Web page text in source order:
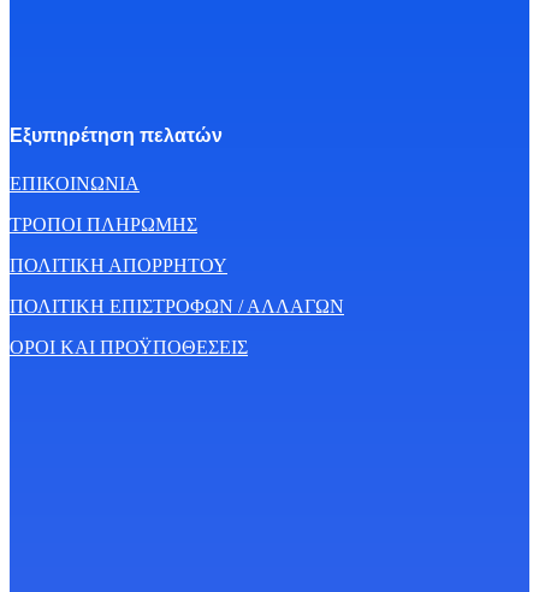
Εξυπηρέτηση πελατών
ΕΠΙΚΟΙΝΩΝΙΑ
ΤΡΟΠΟΙ ΠΛΗΡΩΜΗΣ
ΠΟΛΙΤΙΚΗ ΑΠΟΡΡΗΤΟΥ
ΠΟΛΙΤΙΚΗ ΕΠΙΣΤΡΟΦΩΝ / ΑΛΛΑΓΩΝ
ΟΡΟΙ ΚΑΙ ΠΡΟΫΠΟΘΕΣΕΙΣ